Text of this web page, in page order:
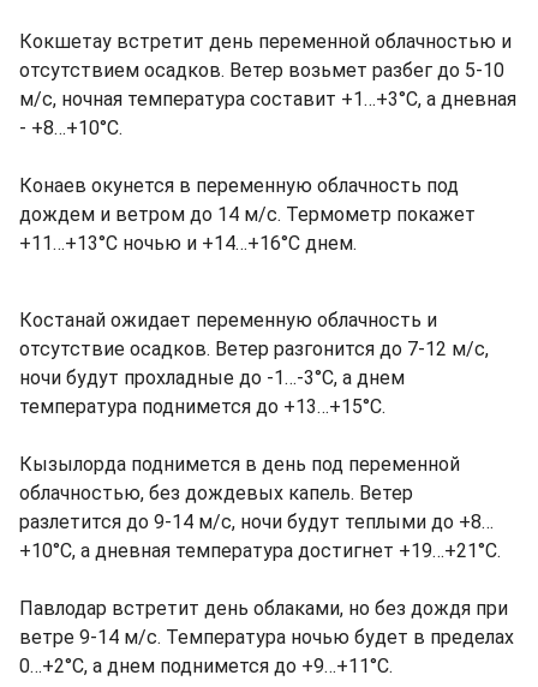
Кокшетау встретит день переменной облачностью и
отсутствием осадков. Ветер возьмет разбег до 5-10
м/с, ночная температура составит +1…+3°C, а дневная
- +8…+10°C.
Конаев окунется в переменную облачность под
дождем и ветром до 14 м/с. Термометр покажет
+11…+13°C ночью и +14…+16°C днем.
Костанай ожидает переменную облачность и
отсутствие осадков. Ветер разгонится до 7-12 м/с,
ночи будут прохладные до -1…-3°C, а днем
температура поднимется до +13…+15°C.
Кызылорда поднимется в день под переменной
облачностью, без дождевых капель. Ветер
разлетится до 9-14 м/с, ночи будут теплыми до +8…
+10°C, а дневная температура достигнет +19…+21°C.
Павлодар встретит день облаками, но без дождя при
ветре 9-14 м/с. Температура ночью будет в пределах
0…+2°C, а днем поднимется до +9…+11°C.